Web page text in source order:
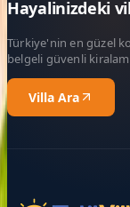
Hayalinizdeki
Türkiye'nin en güzel
belgeli güvenli
Villa Ara